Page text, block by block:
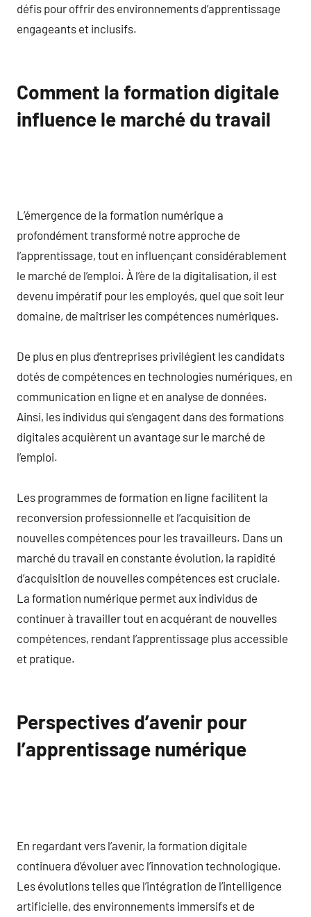
défis pour offrir des environnements d’apprentissage
engageants et inclusifs.
Comment la formation digitale
influence le marché du travail
L’émergence de la formation numérique a
profondément transformé notre approche de
l’apprentissage, tout en influençant considérablement
le marché de l’emploi. À l’ère de la digitalisation, il est
devenu impératif pour les employés, quel que soit leur
domaine, de maîtriser les compétences numériques.
De plus en plus d’entreprises privilégient les candidats
dotés de compétences en technologies numériques, en
communication en ligne et en analyse de données.
Ainsi, les individus qui s’engagent dans des formations
digitales acquièrent un avantage sur le marché de
l’emploi.
Les programmes de formation en ligne facilitent la
reconversion professionnelle et l’acquisition de
nouvelles compétences pour les travailleurs. Dans un
marché du travail en constante évolution, la rapidité
d’acquisition de nouvelles compétences est cruciale.
La formation numérique permet aux individus de
continuer à travailler tout en acquérant de nouvelles
compétences, rendant l’apprentissage plus accessible
et pratique.
Perspectives d’avenir pour
l’apprentissage numérique
En regardant vers l’avenir, la formation digitale
continuera d’évoluer avec l’innovation technologique.
Les évolutions telles que l’intégration de l’intelligence
artificielle, des environnements immersifs et de